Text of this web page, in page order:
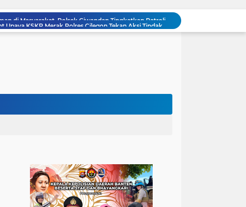
Patroli Blue Light Upaya KSKP Merak Polres Cilegon Tekan Aksi Tindak Kriminalitas
Personel Samapta KSKP Merak Polres Cilegon Patroli Dialogis Sampaikan Imbauan kepada Pengguna Jasa Kepelabuhan
Kombes Pol Edy Sumardi Apresiasi Sinergi Pengamanan Obvitnas di Pertamina Patra Niaga Jabar